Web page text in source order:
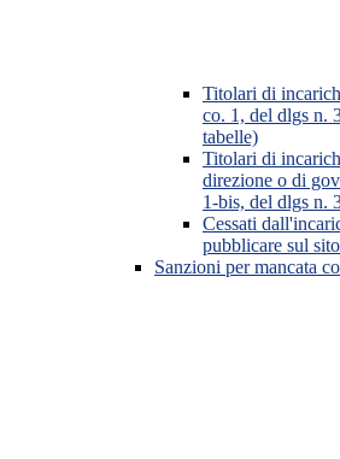
Titolari di
co. 1, del dlgs n.
tabelle)
Titolari di
direzione o di
1-bis, del dlgs n.
Cessati
pubblicare sul
Sanzioni per mancata